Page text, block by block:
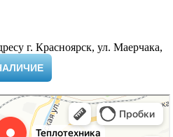
г. Красноярск, ул. Маерчака,